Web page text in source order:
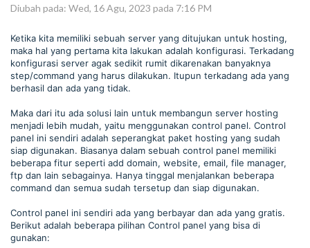
Diubah pada: Wed, 16 Agu, 2023 pada 7:16 PM
Ketika kita memiliki sebuah server yang ditujukan untuk hosting,
maka hal yang pertama kita lakukan adalah konfigurasi. Terkadang
konfigurasi server agak sedikit rumit dikarenakan banyaknya
step/command yang harus dilakukan. Itupun terkadang ada yang
berhasil dan ada yang tidak.
Maka dari itu ada solusi lain untuk membangun server hosting
menjadi lebih mudah, yaitu menggunakan control panel. Control
panel ini sendiri adalah seperangkat paket hosting yang sudah
siap digunakan. Biasanya dalam sebuah control panel memiliki
beberapa fitur seperti add domain, website, email, file manager,
ftp dan lain sebagainya. Hanya tinggal menjalankan beberapa
command dan semua sudah tersetup dan siap digunakan.
Control panel ini sendiri ada yang berbayar dan ada yang gratis.
Berikut adalah beberapa pilihan Control panel yang bisa di
gunakan: